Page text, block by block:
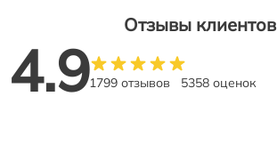
Отзывы клиентов
4.91799 отзывов 5358 оценок